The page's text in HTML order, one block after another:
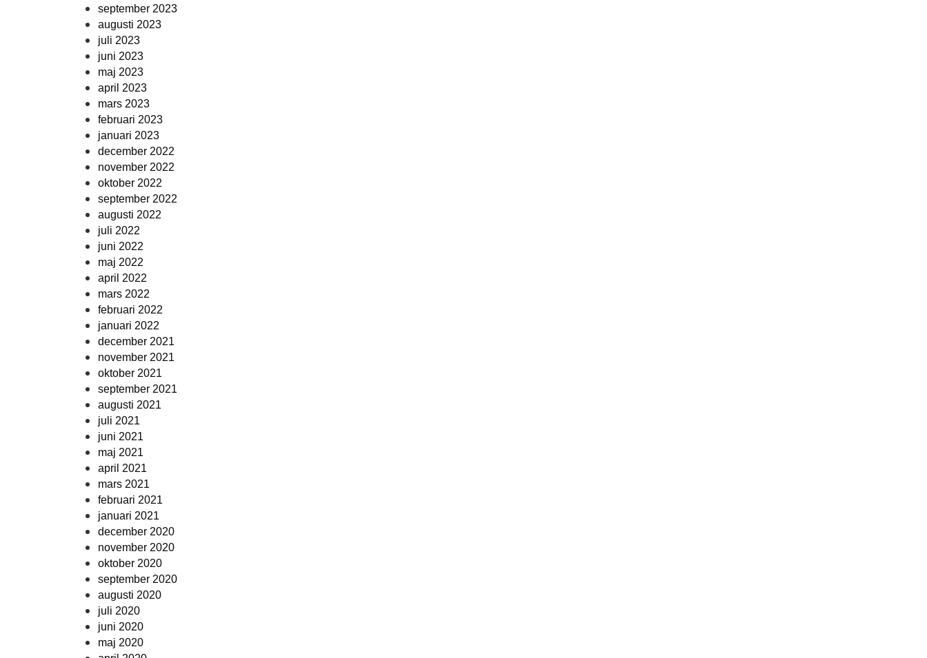
september 2023
augusti 2023
juli 2023
juni 2023
maj 2023
april 2023
mars 2023
februari 2023
januari 2023
december 2022
november 2022
oktober 2022
september 2022
augusti 2022
juli 2022
juni 2022
maj 2022
april 2022
mars 2022
februari 2022
januari 2022
december 2021
november 2021
oktober 2021
september 2021
augusti 2021
juli 2021
juni 2021
maj 2021
april 2021
mars 2021
februari 2021
januari 2021
december 2020
november 2020
oktober 2020
september 2020
augusti 2020
juli 2020
juni 2020
maj 2020